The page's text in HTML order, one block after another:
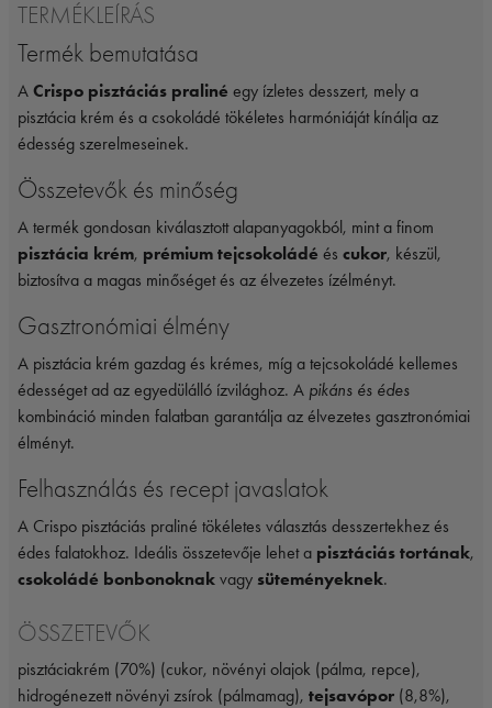
TERMÉKLEÍRÁS
Termék bemutatása
A Crispo pisztáciás praliné egy ízletes desszert, mely a
pisztácia krém és a csokoládé tökéletes harmóniáját kínálja az
édesség szerelmeseinek.
Összetevők és minőség
A termék gondosan kiválasztott alapanyagokból, mint a finom
pisztácia krém, prémium tejcsokoládé és cukor, készül,
biztosítva a magas minőséget és az élvezetes ízélményt.
Gasztronómiai élmény
A pisztácia krém gazdag és krémes, míg a tejcsokoládé kellemes
édességet ad az egyedülálló ízvilághoz. A pikáns és édes
kombináció minden falatban garantálja az élvezetes gasztronómiai
élményt.
Felhasználás és recept javaslatok
A Crispo pisztáciás praliné tökéletes választás desszertekhez és
édes falatokhoz. Ideális összetevője lehet a pisztáciás tortának,
csokoládé bonbonoknak vagy süteményeknek.
ÖSSZETEVŐK
pisztáciakrém (70%) (cukor, növényi olajok (pálma, repce),
hidrogénezett növényi zsírok (pálmamag), tejsavópor (8,8%),